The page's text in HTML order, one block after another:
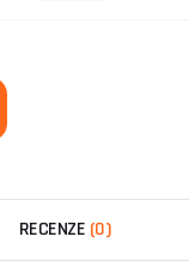
RECENZE (0)